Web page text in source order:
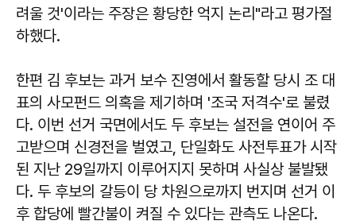
려울 것'이라는 주장은 황당한 억지 논리"라고 평가절
하했다.
한편 김 후보는 과거 보수 진영에서 활동할 당시 조 대
표의 사모펀드 의혹을 제기하며 '조국 저격수'로 불렸
다. 이번 선거 국면에서도 두 후보는 설전을 연이어 주
고받으며 신경전을 벌였고, 단일화도 사전투표가 시작
된 지난 29일까지 이루어지지 못하며 사실상 불발됐
다. 두 후보의 갈등이 당 차원으로까지 번지며 선거 이
후 합당에 빨간불이 켜질 수 있다는 관측도 나온다.